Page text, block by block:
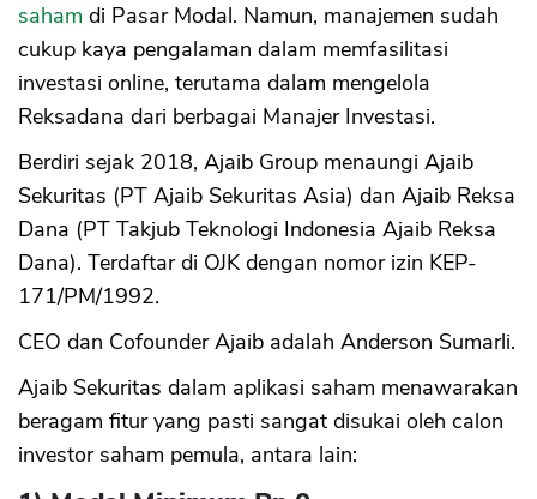
saham di Pasar Modal. Namun, manajemen sudah
cukup kaya pengalaman dalam memfasilitasi
investasi online, terutama dalam mengelola
Reksadana dari berbagai Manajer Investasi.
Berdiri sejak 2018, Ajaib Group menaungi Ajaib
Sekuritas (PT Ajaib Sekuritas Asia) dan Ajaib Reksa
Dana (PT Takjub Teknologi Indonesia Ajaib Reksa
Dana). Terdaftar di OJK dengan nomor izin KEP-
171/PM/1992.
CEO dan Cofounder Ajaib adalah Anderson Sumarli.
Ajaib Sekuritas dalam aplikasi saham menawarakan
beragam fitur yang pasti sangat disukai oleh calon
investor saham pemula, antara lain: